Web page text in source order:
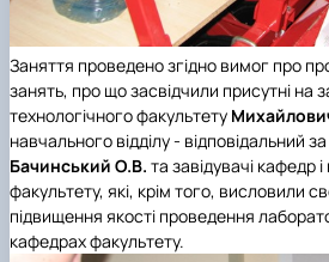
Заняття проведено згідно вимог про
занять, про що засвідчили присутні на
технологічного факультету
навчального відділу - відповідальний
Бачинський О.В. та завідувачі кафедр
факультету, які, крім того, висловили
підвищення якості проведення
кафедрах факультету.